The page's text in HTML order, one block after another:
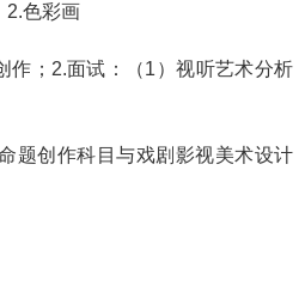
色彩画
；2.面试：（1）视听艺术分析
创作科目与戏剧影视美术设计